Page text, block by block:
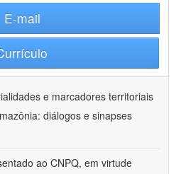
E-mail
e marcadores territoriais
diálogos e sinapses
ao CNPQ, em virtude